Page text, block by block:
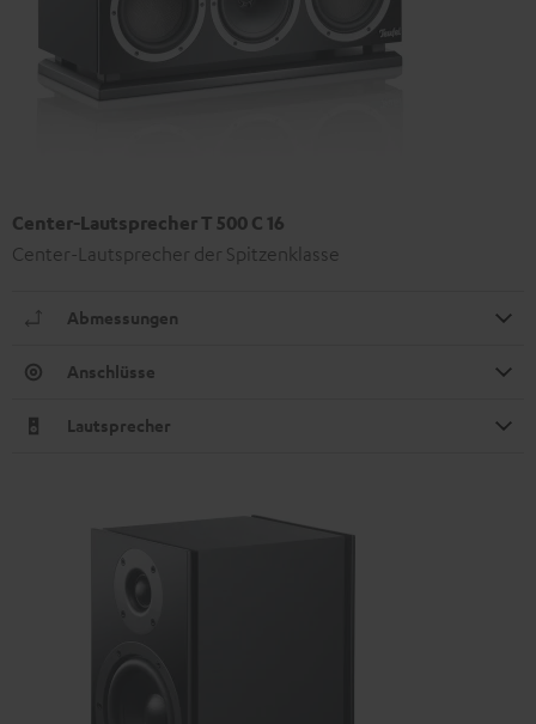
Center-Lautsprecher T 500 C 16
Center-Lautsprecher der Spitzenklasse
Abmessungen
Anschlüsse
Lautsprecher